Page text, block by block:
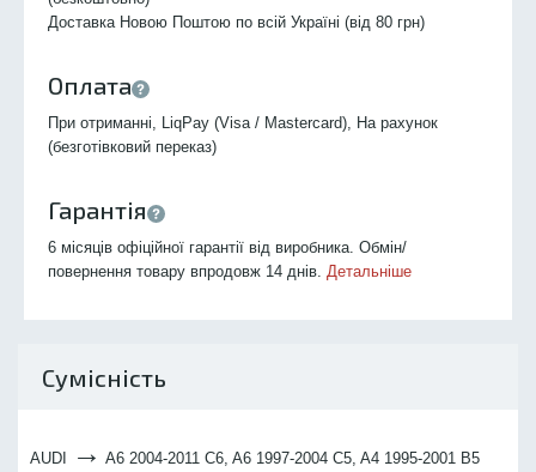
Доставка Новою Поштою по всій Україні (від 80 грн)
Оплата
При отриманні, LiqPay (Visa / Mastercard), На рахунок
(безготівковий переказ)
Гарантія
6 місяців офіційної гарантії від виробника. Обмін/
повернення товару впродовж 14 днів. Детальніше
Сумісність
AUDI → A6 2004-2011 C6, A6 1997-2004 C5, A4 1995-2001 B5